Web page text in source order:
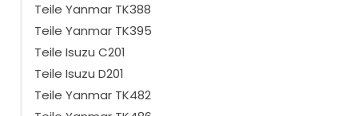
Teile Yanmar TK388
Teile Yanmar TK395
Teile Isuzu C201
Teile Isuzu D201
Teile Yanmar TK482